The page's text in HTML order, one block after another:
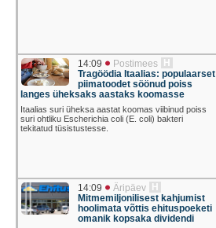
14:09 Postimees
H
Tragöödia Itaalias: populaarset
piimatoodet söönud poiss
langes üheksaks aastaks koomasse
Itaalias suri üheksa aastat koomas viibinud poiss
suri ohtliku Escherichia coli (E. coli) bakteri
tekitatud tüsistustesse.
14:09 Äripäev
H
Mitmemiljonilisest kahjumist
hoolimata võttis ehituspoeketi
omanik kopsaka dividendi